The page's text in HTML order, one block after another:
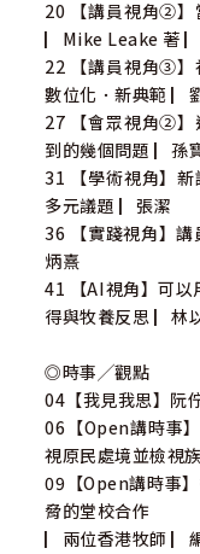
20 【講員視角②】
▏Mike Leake 著
22 【講員視角③】
數位化．新典範 ▏
27 【會眾視角②】
到的幾個問題 ▏孫
31 【學術視角】
多元議題 ▏張潔
36 【實踐視角】
炳熹
41 【AI視角】可
得與牧養反思 ▏林
◎時事╱觀點
04【我見我思】阮
06【Open講時事
視原民處境並檢
09【Open講時事
脅的堂校合作
▏兩位香港牧師 ▏